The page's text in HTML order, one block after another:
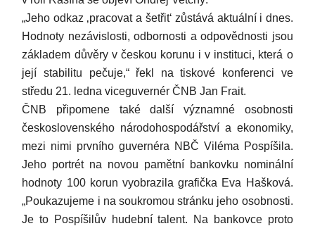
„Jeho odkaz ‚pracovat a šetřit‘ zůstává aktuální i dnes.
Hodnoty nezávislosti, odbornosti a odpovědnosti jsou
základem důvěry v českou korunu i v instituci, která o
její stabilitu pečuje,“ řekl na tiskové konferenci ve
středu 21. ledna viceguvernér ČNB Jan Frait.
ČNB připomene také další významné osobnosti
československého národohospodářství a ekonomiky,
mezi nimi prvního guvernéra NBČ Viléma Pospíšila.
Jeho portrét na novou pamětní bankovku nominální
hodnoty 100 korun vyobrazila grafička Eva Hašková.
„Poukazujeme i na soukromou stránku jeho osobnosti.
Je to Pospíšilův hudební talent. Na bankovce proto